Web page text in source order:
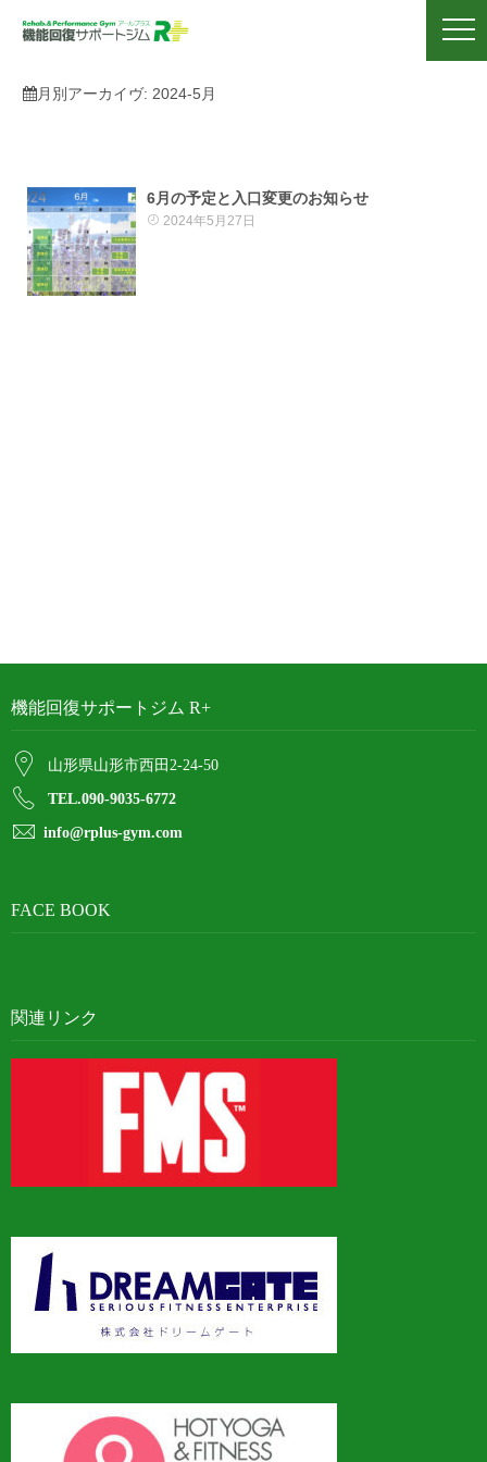
月別アーカイヴ: 2024-5月
6月の予定と入口変更のお知らせ
2024年5月27日
機能回復サポートジム R+
山形県山形市西田2-24-50
TEL.090-9035-6772
info@rplus-gym.com
FACE BOOK
関連リンク